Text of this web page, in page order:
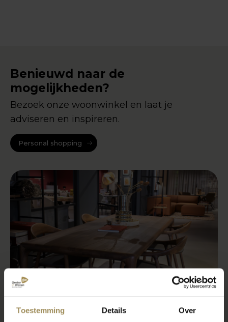
Toestemming Details Over
Benieuwd naar de
mogelijkheden?
Bezoek onze woonwinkel en laat je
adviseren en inspireren.
Personal shopping